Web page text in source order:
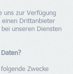
uns zur Verfügung
einen Drittanbieter
unseren Diensten
Zwecke